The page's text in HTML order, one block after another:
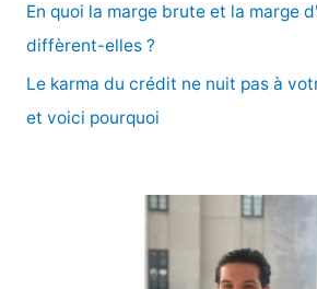
En quoi la marge brute et la marge
diffèrent-elles ?
Le karma du crédit ne nuit pas à
et voici pourquoi